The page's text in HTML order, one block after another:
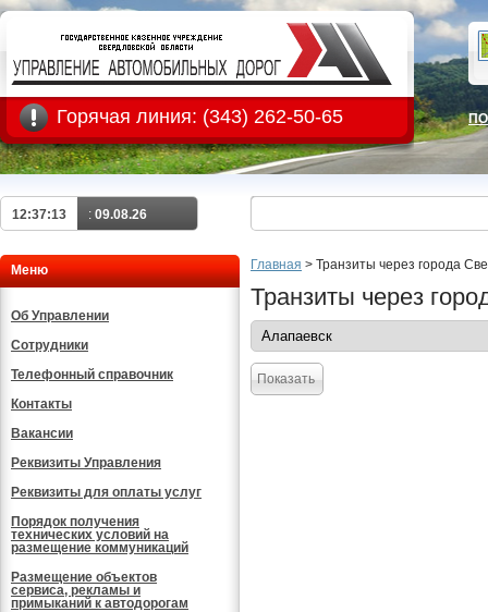
Горячая линия: (343) 262-50-65
12:37:14 : 09.08.26
Меню
Об Управлении
Сотрудники
Телефонный справочник
Контакты
Вакансии
Реквизиты Управления
Реквизиты для оплаты услуг
Порядок получения
технических условий на
размещение коммуникаций
Размещение объектов
сервиса, рекламы и
примыканий к автодорогам
Главная > Транзиты через города
Транзиты через
Показать